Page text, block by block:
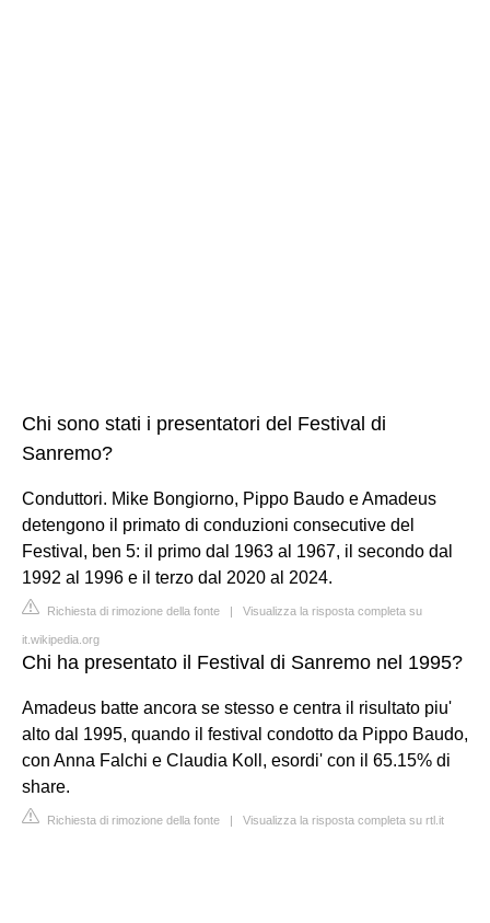
Chi sono stati i presentatori del Festival di
Sanremo?
Conduttori. Mike Bongiorno, Pippo Baudo e Amadeus
detengono il primato di conduzioni consecutive del
Festival, ben 5: il primo dal 1963 al 1967, il secondo dal
1992 al 1996 e il terzo dal 2020 al 2024.
Richiesta di rimozione della fonte | Visualizza la risposta completa su
it.wikipedia.org
Chi ha presentato il Festival di Sanremo nel 1995?
Amadeus batte ancora se stesso e centra il risultato piu'
alto dal 1995, quando il festival condotto da Pippo Baudo,
con Anna Falchi e Claudia Koll, esordi' con il 65.15% di
share.
Richiesta di rimozione della fonte | Visualizza la risposta completa su rtl.it